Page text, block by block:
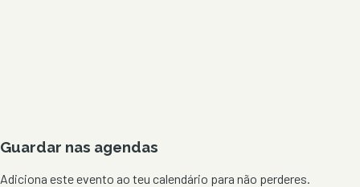
Guardar nas agendas
Adiciona este evento ao teu calendário para não perderes.